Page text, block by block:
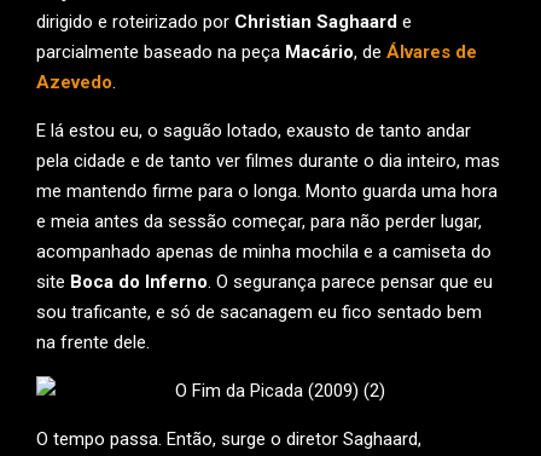
dirigido e roteirizado por Christian Saghaard e
parcialmente baseado na peça Macário, de Álvares de
Azevedo.
E lá estou eu, o saguão lotado, exausto de tanto andar
pela cidade e de tanto ver filmes durante o dia inteiro, mas
me mantendo firme para o longa. Monto guarda uma hora
e meia antes da sessão começar, para não perder lugar,
acompanhado apenas de minha mochila e a camiseta do
site Boca do Inferno. O segurança parece pensar que eu
sou traficante, e só de sacanagem eu fico sentado bem
na frente dele.
O tempo passa. Então, surge o diretor Saghaard,